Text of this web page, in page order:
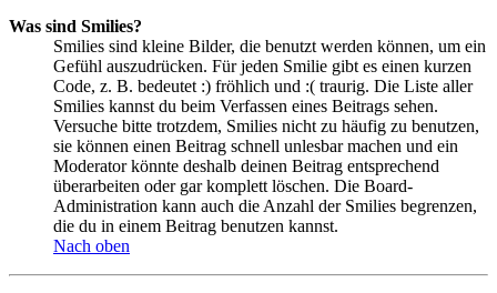
Was sind Smilies?
Smilies sind kleine Bilder, die benutzt werden können, um ein
Gefühl auszudrücken. Für jeden Smilie gibt es einen kurzen
Code, z. B. bedeutet :) fröhlich und :( traurig. Die Liste aller
Smilies kannst du beim Verfassen eines Beitrags sehen.
Versuche bitte trotzdem, Smilies nicht zu häufig zu benutzen,
sie können einen Beitrag schnell unlesbar machen und ein
Moderator könnte deshalb deinen Beitrag entsprechend
überarbeiten oder gar komplett löschen. Die Board-
Administration kann auch die Anzahl der Smilies begrenzen,
die du in einem Beitrag benutzen kannst.
Nach oben